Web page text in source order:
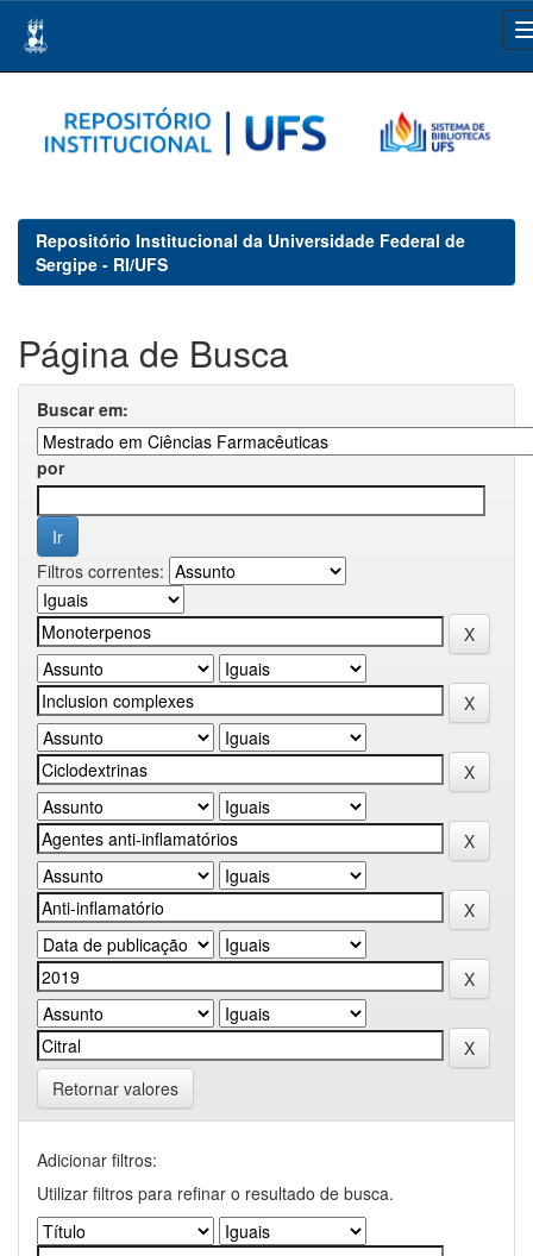
navigation
Repositório Institucional da Universidade Federal de
Sergipe - RI/UFS
Página de Busca
Buscar em:
por
Filtros correntes:
Retornar valores
Adicionar filtros:
Utilizar filtros para refinar o resultado de busca.